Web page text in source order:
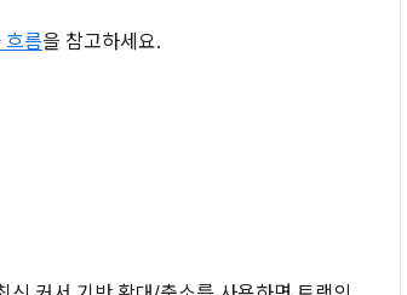
름을 참고하세요.